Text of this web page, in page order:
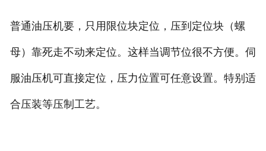
普通油压机要，只用限位块定位，压到定位块（螺
母）靠死走不动来定位。这样当调节位很不方便。伺
服油压机可直接定位，压力位置可任意设置。特别适
合压装等压制工艺。